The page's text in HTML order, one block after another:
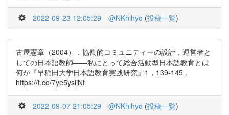
2022-09-23 12:05:29 @NKhihyo (投稿一覧)
古屋憲章（2004）．協働的コミュニティーの設計，運営者と
しての日本語教師――私にとって総合活動型日本語教育とは
何か『早稲田大学日本語教育実践研究』1，139-145．
https://t.co/7ye5ysijNt
2022-09-07 21:05:29 @NKhihyo (投稿一覧)